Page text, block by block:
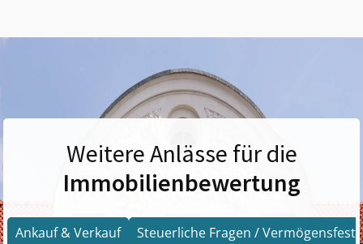
Weitere Anlässe für die
Immobilienbewertung
Ankauf & Verkauf Steuerliche Fragen /